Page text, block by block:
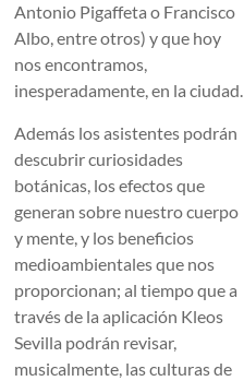
Antonio Pigaffeta o Francisco
Albo, entre otros) y que hoy
nos encontramos,
inesperadamente, en la ciudad.
Además los asistentes podrán
descubrir curiosidades
botánicas, los efectos que
generan sobre nuestro cuerpo
y mente, y los beneficios
medioambientales que nos
proporcionan; al tiempo que a
través de la aplicación Kleos
Sevilla podrán revisar,
musicalmente, las culturas de